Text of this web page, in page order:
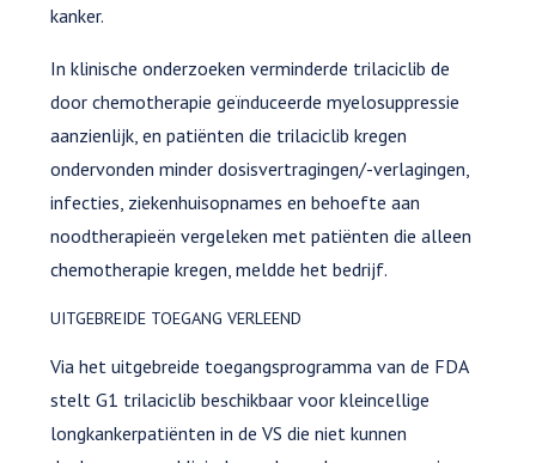
kanker.
In klinische onderzoeken verminderde trilaciclib de
door chemotherapie geïnduceerde myelosuppressie
aanzienlijk, en patiënten die trilaciclib kregen
ondervonden minder dosisvertragingen/-verlagingen,
infecties, ziekenhuisopnames en behoefte aan
noodtherapieën vergeleken met patiënten die alleen
chemotherapie kregen, meldde het bedrijf.
UITGEBREIDE TOEGANG VERLEEND
Via het uitgebreide toegangsprogramma van de FDA
stelt G1 trilaciclib beschikbaar voor kleincellige
longkankerpatiënten in de VS die niet kunnen